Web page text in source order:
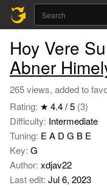
Hoy Vere
Abner
265 views, added to
Rating: ★ 4.4 / 5 (3)
Difficulty: Intermediate
Tuning: E A D G B E
Key: G
Author: xdjav22
Last edit: Jul 6, 2023